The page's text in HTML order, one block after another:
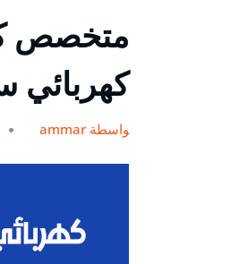
كهربائي
بواسطة ammar